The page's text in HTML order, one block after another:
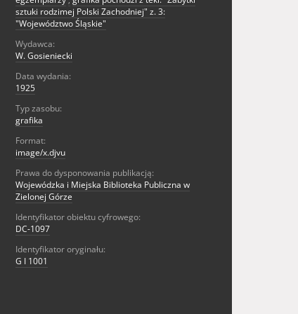
sztuki rodzimej Polski Zachodniej" z. 3:
"Województwo Śląskie"
Wydawca:
W. Gosieniecki
Data wydania:
1925
Typ zasobu:
grafika
Format:
image/x.djvu
Prawa do dysponowania publikacją:
Wojewódzka i Miejska Biblioteka Publiczna w
Zielonej Górze
Identyfikator obiektu cyfrowego:
DC-1097
Identyfikator oryginału:
G I 1001